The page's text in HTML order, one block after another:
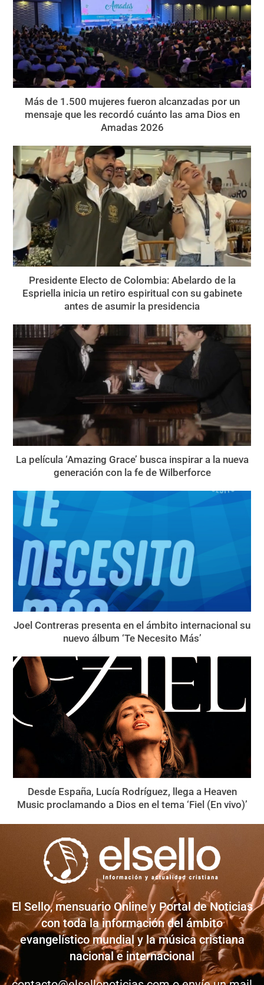
Más de 1.500 mujeres fueron alcanzadas por un
mensaje que les recordó cuánto las ama Dios en
Amadas 2026
Presidente Electo de Colombia: Abelardo de la
Espriella inicia un retiro espiritual con su gabinete
antes de asumir la presidencia
La película ‘Amazing Grace’ busca inspirar a la nueva
generación con la fe de Wilberforce
Joel Contreras presenta en el ámbito internacional su
nuevo álbum ‘Te Necesito Más’
Desde España, Lucía Rodríguez, llega a Heaven
Music proclamando a Dios en el tema ‘Fiel (En vivo)’
El Sello, mensuario Online y Portal de Noticias
con toda la información del ámbito
evangelístico mundial y la música cristiana
nacional e internacional